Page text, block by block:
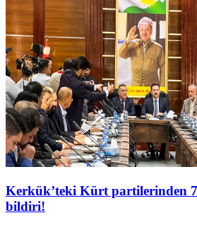
Kerkük’teki Kürt partilerinden
bildiri!